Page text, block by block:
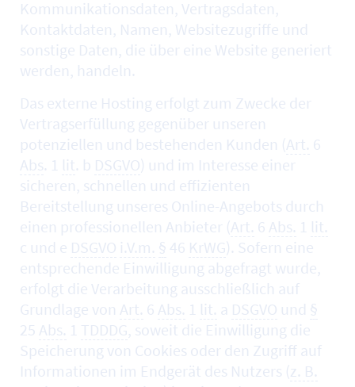
Kommunikationsdaten, Vertragsdaten,
Kontaktdaten, Namen, Websitezugriffe und
sonstige Daten, die über eine Website generiert
werden, handeln.
Das externe Hosting erfolgt zum Zwecke der
Vertragserfüllung gegenüber unseren
potenziellen und bestehenden Kunden (Art. 6
Abs. 1 lit. b DSGVO) und im Interesse einer
sicheren, schnellen und effizienten
Bereitstellung unseres Online-Angebots durch
einen professionellen Anbieter (Art. 6 Abs. 1 lit.
c und e DSGVO i.V.m. § 46 KrWG). Sofern eine
entsprechende Einwilligung abgefragt wurde,
erfolgt die Verarbeitung ausschließlich auf
Grundlage von Art. 6 Abs. 1 lit. a DSGVO und §
25 Abs. 1 TDDDG, soweit die Einwilligung die
Speicherung von Cookies oder den Zugriff auf
Informationen im Endgerät des Nutzers (z. B.